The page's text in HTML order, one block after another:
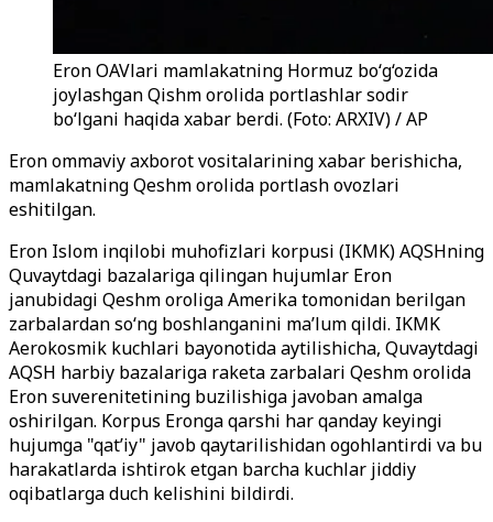
Eron OAVlari mamlakatning Hormuz bo‘g‘ozida
joylashgan Qishm orolida portlashlar sodir
bo‘lgani haqida xabar berdi. (Foto: ARXIV) / AP
Eron ommaviy axborot vositalarining xabar berishicha,
mamlakatning Qeshm orolida portlash ovozlari
eshitilgan.
Eron Islom inqilobi muhofizlari korpusi (IKMK) AQSHning
Quvaytdagi bazalariga qilingan hujumlar Eron
janubidagi Qeshm oroliga Amerika tomonidan berilgan
zarbalardan so‘ng boshlanganini ma’lum qildi. IKMK
Aerokosmik kuchlari bayonotida aytilishicha, Quvaytdagi
AQSH harbiy bazalariga raketa zarbalari Qeshm orolida
Eron suverenitetining buzilishiga javoban amalga
oshirilgan. Korpus Eronga qarshi har qanday keyingi
hujumga "qat’iy" javob qaytarilishidan ogohlantirdi va bu
harakatlarda ishtirok etgan barcha kuchlar jiddiy
oqibatlarga duch kelishini bildirdi.